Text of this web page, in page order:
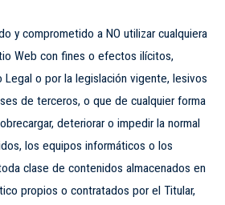
y comprometido a NO utilizar cualquiera
Web con fines o efectos ilícitos,
o por la legislación vigente, lesivos
de terceros, o que de cualquier forma
deteriorar o impedir la normal
los equipos informáticos o los
clase de contenidos almacenados en
propios o contratados por el Titular,